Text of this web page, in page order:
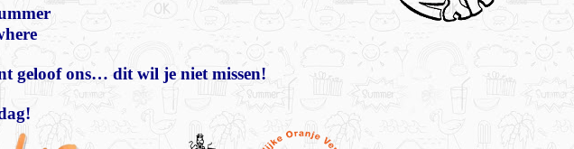
geloof ons… dit wil je niet missen!